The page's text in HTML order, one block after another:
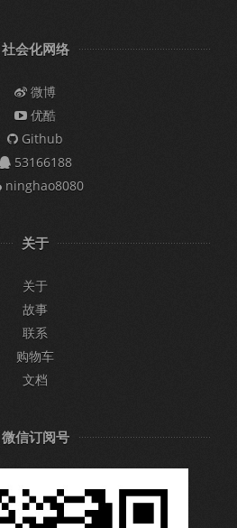
社会化网络
微博
优酷
Github
53166188
ninghao8080
关于
关于
故事
联系
购物车
文档
微信订阅号